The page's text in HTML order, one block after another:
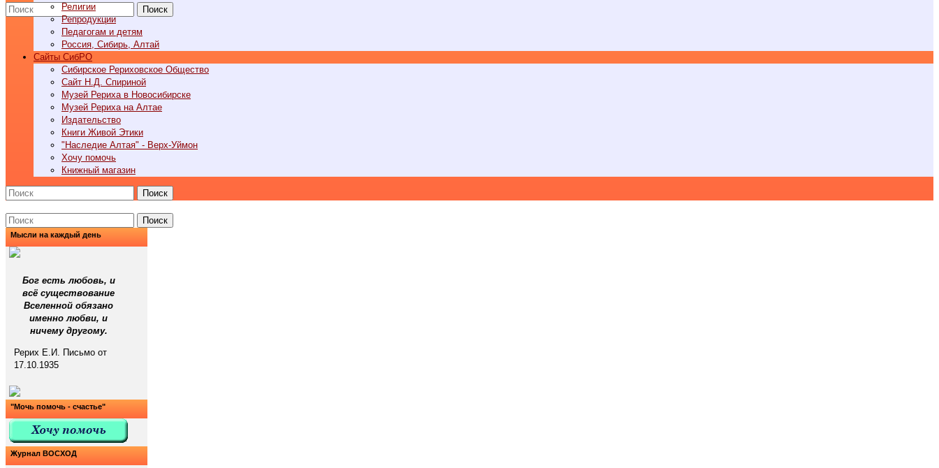
Поиск
Религии
Репродукции
Педагогам и детям
Россия, Сибирь, Алтай
Cайты СибРО
Сибирское Рериховское Общество
Сайт Н.Д. Спириной
Музей Рериха в Новосибирске
Музей Рериха на Алтае
Издательство
Книги Живой Этики
"Наследие Алтая" - Верх-Уймон
Хочу помочь
Книжный магазин
Поиск
Поиск
Мысли на каждый день
Бог есть любовь, и
всё существование
Вселенной обязано
именно любви, и
ничему другому.
Рерих Е.И. Письмо от
17.10.1935
"Мочь помочь - счастье"
Журнал ВОСХОД